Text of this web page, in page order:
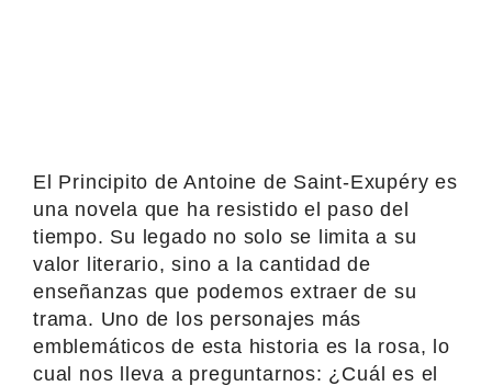
El Principito de Antoine de Saint-Exupéry es
una novela que ha resistido el paso del
tiempo. Su legado no solo se limita a su
valor literario, sino a la cantidad de
enseñanzas que podemos extraer de su
trama. Uno de los personajes más
emblemáticos de esta historia es la rosa, lo
cual nos lleva a preguntarnos: ¿Cuál es el